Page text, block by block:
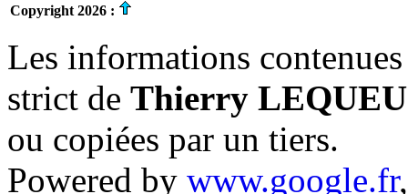
Copyright 2026 :
Les informations
strict de Thierry LEQUEU
ou copiées par un tiers.
Powered by www.google.fr